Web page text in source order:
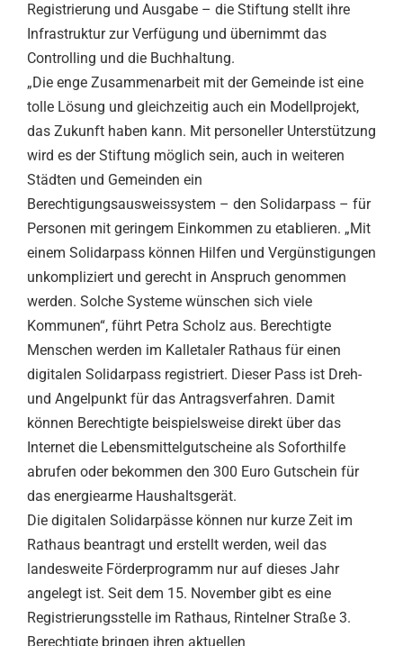
Registrierung und Ausgabe – die Stiftung stellt ihre
Infrastruktur zur Verfügung und übernimmt das
Controlling und die Buchhaltung.
„Die enge Zusammenarbeit mit der Gemeinde ist eine
tolle Lösung und gleichzeitig auch ein Modellprojekt,
das Zukunft haben kann. Mit personeller Unterstützung
wird es der Stiftung möglich sein, auch in weiteren
Städten und Gemeinden ein
Berechtigungsausweissystem – den Solidarpass – für
Personen mit geringem Einkommen zu etablieren. „Mit
einem Solidarpass können Hilfen und Vergünstigungen
unkompliziert und gerecht in Anspruch genommen
werden. Solche Systeme wünschen sich viele
Kommunen“, führt Petra Scholz aus. Berechtigte
Menschen werden im Kalletaler Rathaus für einen
digitalen Solidarpass registriert. Dieser Pass ist Dreh-
und Angelpunkt für das Antragsverfahren. Damit
können Berechtigte beispielsweise direkt über das
Internet die Lebensmittelgutscheine als Soforthilfe
abrufen oder bekommen den 300 Euro Gutschein für
das energiearme Haushaltsgerät.
Die digitalen Solidarpässe können nur kurze Zeit im
Rathaus beantragt und erstellt werden, weil das
landesweite Förderprogramm nur auf dieses Jahr
angelegt ist. Seit dem 15. November gibt es eine
Registrierungsstelle im Rathaus, Rintelner Straße 3.
Berechtigte bringen ihren aktuellen